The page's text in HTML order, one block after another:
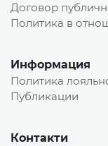
Договор
Политика в
Информация
Политика
Публикации
Контакти